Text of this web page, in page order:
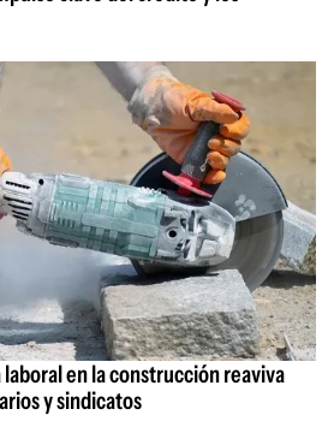
en la construcción reaviva
y sindicatos